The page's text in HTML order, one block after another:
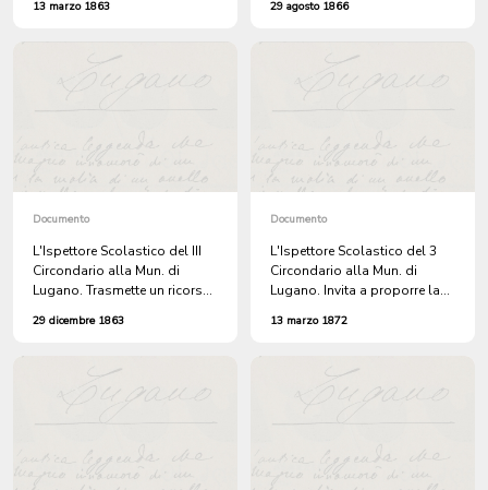
13 marzo 1863
devoluti ai DOCENTI della
29 agosto 1866
Documento
L'Ispettore Scolastico del III
Circondario alla Mun. di
Lugano. Trasmette un ricorso
confermato quale docente
osservazioni del caso.
29 dicembre 1863
Documento
L'Ispettore Scolastico del 3
Circondario alla Mun. di
Lugano. Invita a proporre la
semestrali della SCUOLA
13 marzo 1872